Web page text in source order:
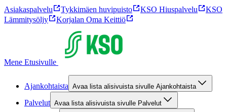
Asiakaspalvelu Tykkimäen huvipuisto KSO Hiuspalvelu
KSO
Lämmitysöljy
Korjalan Oma Keittiö
Mene Etusivulle
Ajankohtaista Avaa lista alisivuista sivulle Ajankohtaista
Palvelut Avaa lista alisivuista sivulle Palvelut